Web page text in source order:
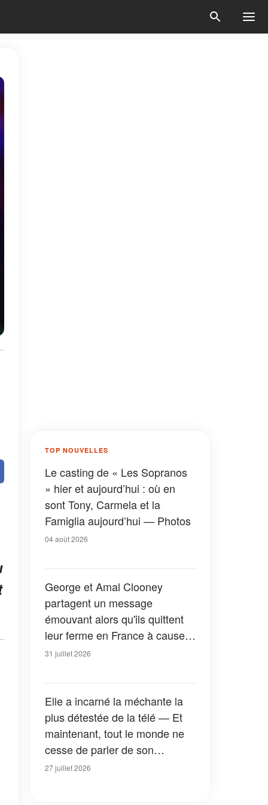
TOP NOUVELLES
Le casting de « Les Sopranos
» hier et aujourd’hui : où en
sont Tony, Carmela et la
Famiglia aujourd’hui — Photos
04 août 2026
George et Amal Clooney
partagent un message
émouvant alors qu'ils quittent
leur ferme en France à cause
des feux de forêt — Tous les
31 juillet 2026
Elle a incarné la méchante la
plus détestée de la télé — Et
maintenant, tout le monde ne
cesse de parler de son
apparition dans la nouvelle
27 juillet 2026